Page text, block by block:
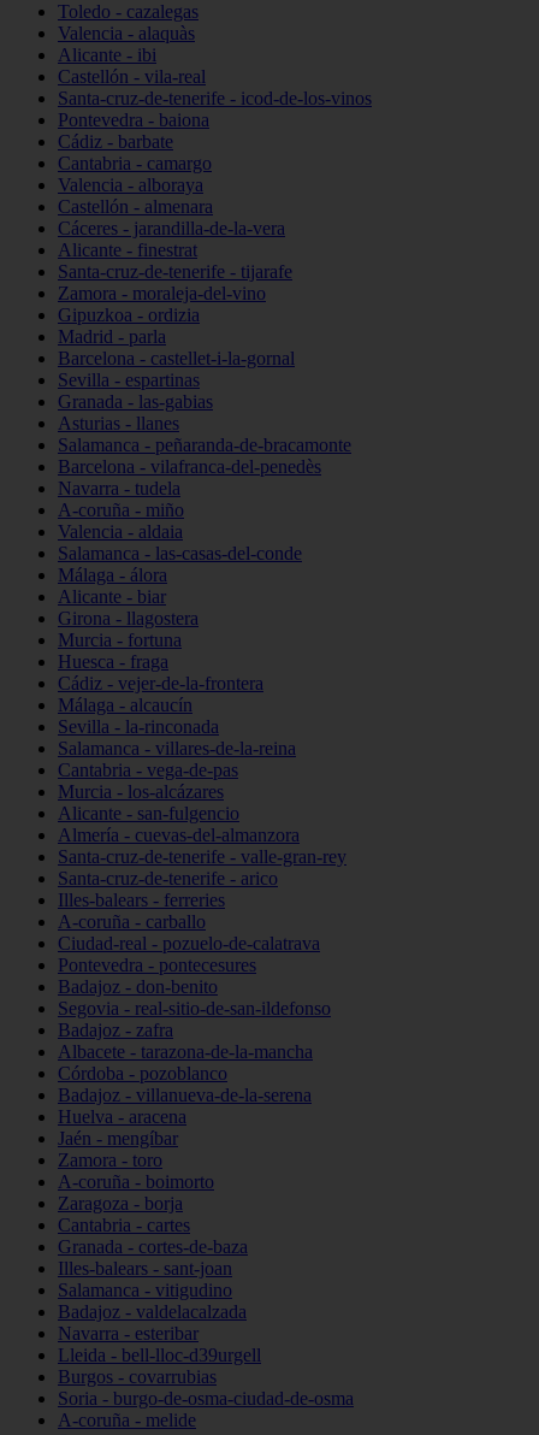
Toledo - cazalegas
Valencia - alaquàs
Alicante - ibi
Castellón - vila-real
Santa-cruz-de-tenerife - icod-de-los-vinos
Pontevedra - baiona
Cádiz - barbate
Cantabria - camargo
Valencia - alboraya
Castellón - almenara
Cáceres - jarandilla-de-la-vera
Alicante - finestrat
Santa-cruz-de-tenerife - tijarafe
Zamora - moraleja-del-vino
Gipuzkoa - ordizia
Madrid - parla
Barcelona - castellet-i-la-gornal
Sevilla - espartinas
Granada - las-gabias
Asturias - llanes
Salamanca - peñaranda-de-bracamonte
Barcelona - vilafranca-del-penedès
Navarra - tudela
A-coruña - miño
Valencia - aldaia
Salamanca - las-casas-del-conde
Málaga - álora
Alicante - biar
Girona - llagostera
Murcia - fortuna
Huesca - fraga
Cádiz - vejer-de-la-frontera
Málaga - alcaucín
Sevilla - la-rinconada
Salamanca - villares-de-la-reina
Cantabria - vega-de-pas
Murcia - los-alcázares
Alicante - san-fulgencio
Almería - cuevas-del-almanzora
Santa-cruz-de-tenerife - valle-gran-rey
Santa-cruz-de-tenerife - arico
Illes-balears - ferreries
A-coruña - carballo
Ciudad-real - pozuelo-de-calatrava
Pontevedra - pontecesures
Badajoz - don-benito
Segovia - real-sitio-de-san-ildefonso
Badajoz - zafra
Albacete - tarazona-de-la-mancha
Córdoba - pozoblanco
Badajoz - villanueva-de-la-serena
Huelva - aracena
Jaén - mengíbar
Zamora - toro
A-coruña - boimorto
Zaragoza - borja
Cantabria - cartes
Granada - cortes-de-baza
Illes-balears - sant-joan
Salamanca - vitigudino
Badajoz - valdelacalzada
Navarra - esteribar
Lleida - bell-lloc-d39urgell
Burgos - covarrubias
Soria - burgo-de-osma-ciudad-de-osma
A-coruña - melide